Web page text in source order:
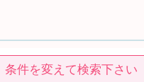
件を変えて検索下さい